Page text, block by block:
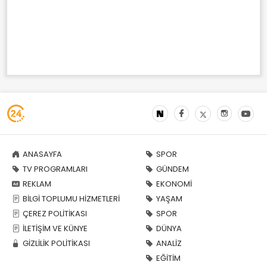
ANASAYFA
TV PROGRAMLARI
REKLAM
BİLGİ TOPLUMU HİZMETLERİ
ÇEREZ POLİTİKASI
İLETİŞİM VE KÜNYE
GİZLİLİK POLİTİKASI
SPOR
GÜNDEM
EKONOMİ
YAŞAM
SPOR
DÜNYA
ANALİZ
EĞİTİM